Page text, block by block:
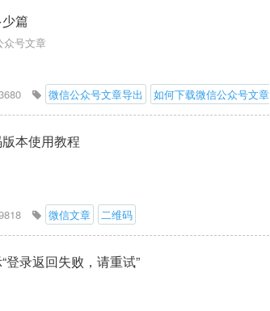
篇
众号文章
微信公众号文章导出 如何下载微信公众号文章
本使用教程
微信文章 二维码
录返回失败，请重试”